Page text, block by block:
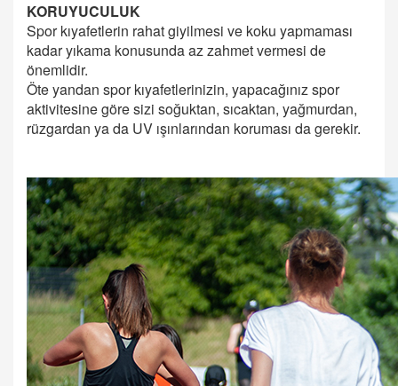
KORUYUCULUK
Spor kıyafetlerin rahat giyilmesi ve koku yapmaması
kadar yıkama konusunda az zahmet vermesi de
önemlidir.
Öte yandan spor kıyafetlerinizin, yapacağınız spor
aktivitesine göre sizi soğuktan, sıcaktan, yağmurdan,
rüzgardan ya da UV ışınlarından koruması da gerekir.